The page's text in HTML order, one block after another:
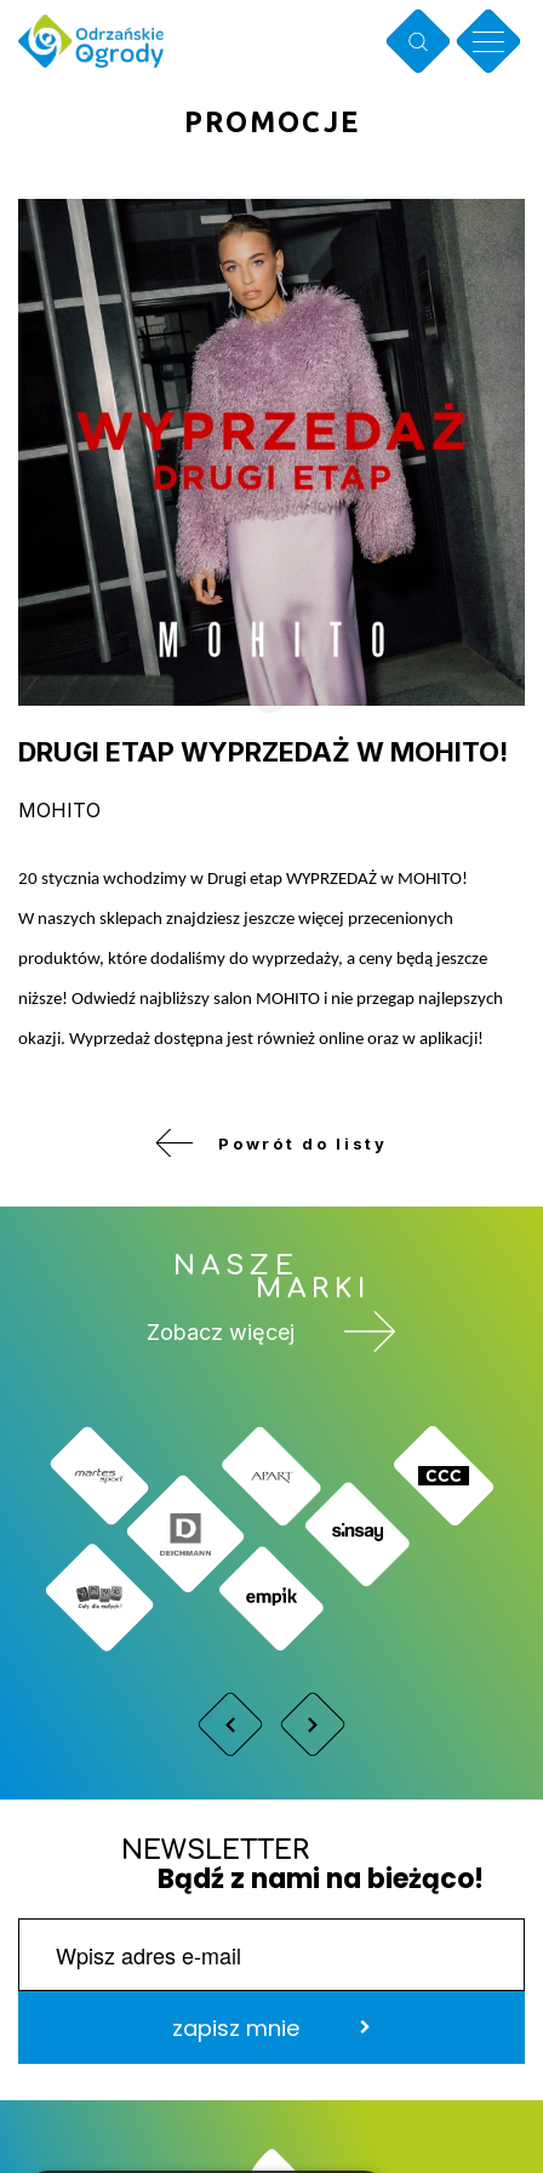
PROMOCJE
DRUGI ETAP WYPRZEDAŻ W MOHITO!
MOHITO
20 stycznia wchodzimy w Drugi etap WYPRZEDAŻ w MOHITO!
W naszych sklepach znajdziesz jeszcze więcej przecenionych
produktów, które dodaliśmy do wyprzedaży, a ceny będą jeszcze
niższe! Odwiedź najbliższy salon MOHITO i nie przegap najlepszych
okazji. Wyprzedaż dostępna jest również online oraz w aplikacji!
Powrót do listy
NASZE
MARKI
Zobacz więcej
NEWSLETTER
Bądź z nami na bieżąco!
zapisz mnie